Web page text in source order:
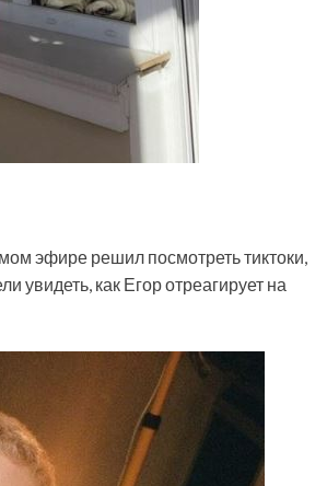
эфире решил посмотреть тиктоки,
увидеть, как Егор отреагирует на